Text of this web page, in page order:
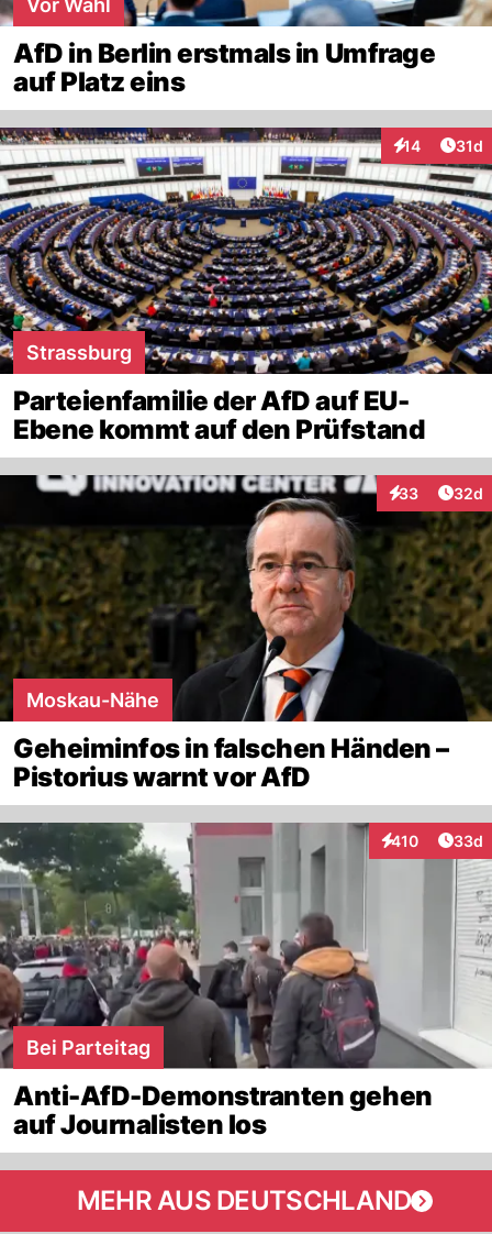
Vor Wahl
AfD in Berlin erstmals in Umfrage
auf Platz eins
14
Interaktionen
31d
Strassburg
Parteienfamilie der AfD auf EU-
Ebene kommt auf den Prüfstand
33
Interaktionen
32d
Moskau-Nähe
Geheiminfos in falschen Händen –
Pistorius warnt vor AfD
410
Interaktionen
33d
Bei Parteitag
Anti-AfD-Demonstranten gehen
auf Journalisten los
MEHR AUS DEUTSCHLAND